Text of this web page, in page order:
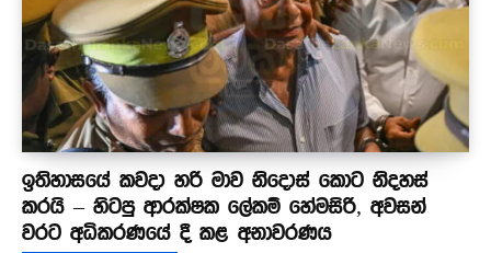
ඉතිහාසයේ කවදා හරි මාව නිදොස් කොට නිදහස්
කරයි – හිටපු ආරක්ෂක ලේකම් හේමසිරි, අවසන්
වරට අධිකරණයේ දී කළ අනාවරණය